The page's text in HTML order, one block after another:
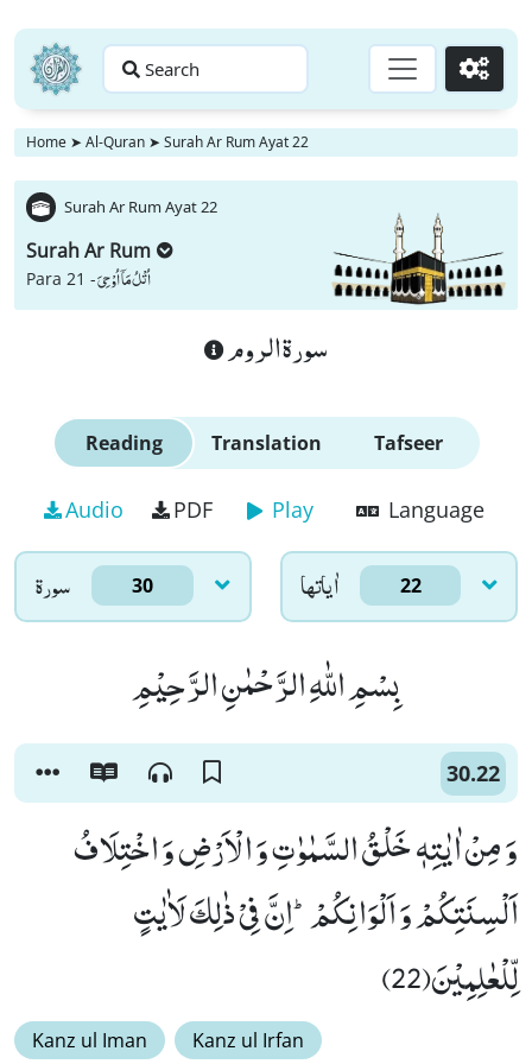
Search Go
Home ➤ Al-Quran ➤ Surah Ar Rum Ayat 22
Surah Ar Rum Ayat 22
Surah Ar Rum
Para 21 -اُتْلُ مَاۤ اُوْحِیَ
سورة الروم
Reading Translation Tafseer
Audio PDF Play Language
سورۃ 30 اٰياتها 22
بِسْمِ اللّٰهِ الرَّحْمٰنِ الرَّحِیْمِ
30.22
وَ مِنْ اٰیٰتِهٖ خَلْقُ السَّمٰوٰتِ وَ الْاَرْضِ وَ اخْتِلَافُ
اَلْسِنَتِكُمْ وَ اَلْوَانِكُمْؕ-اِنَّ فِیْ ذٰلِكَ لَاٰیٰتٍ
لِّلْعٰلِمِیْنَ(22)
Kanz ul Iman Kanz ul Irfan